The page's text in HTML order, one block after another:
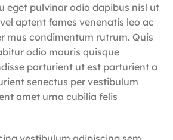
eget pulvinar odio dapibus nisl ut
aptent fames venenatis leo ac
mus condimentum rutrum. Quis
odio mauris quisque
parturient ut est parturient a
senectus per vestibulum
amet urna cubilia felis